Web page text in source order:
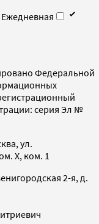
Ежедневная
Федеральной
серия Эл №
ул.
X, ком. 1
2-я, д.